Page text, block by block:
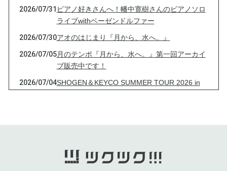
2026/07/31 ピアノ好きさんへ！幡中寛樹さんのピアノソロ
ライブwithベーゼンドルファー
2026/07/30アオのはじまり『月から、水へ。』
2026/07/05月のテンポ『月から、水へ。』第一回アーカイ
ブ販売中です！
2026/07/04SHOGEN＆KEYCO SUMMER TOUR 2026 in
＆ハピバライブ